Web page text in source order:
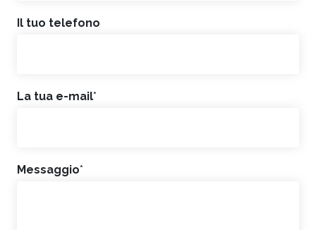
Il tuo telefono
La tua e-mail*
Messaggio*